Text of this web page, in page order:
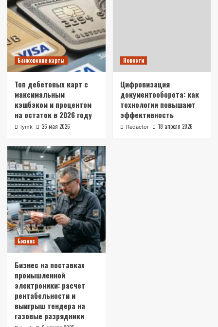
Банковские карты
Топ дебетовых карт с
максимальным
кэшбэком и процентом
на остаток в 2026 году
lymk 26 мая 2026
Новости
Цифровизация
документооборота: как
технологии повышают
эффективность
Redactor 18 апреля 2026
Бизнес
Бизнес на поставках
промышленной
электроники: расчет
рентабельности и
выигрыш тендера на
газовые разрядники